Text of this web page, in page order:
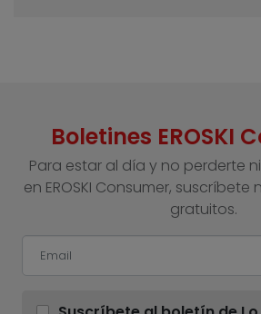
Boletines EROSKI
Para estar al día y no perderte
en EROSKI Consumer,
gratuitos.